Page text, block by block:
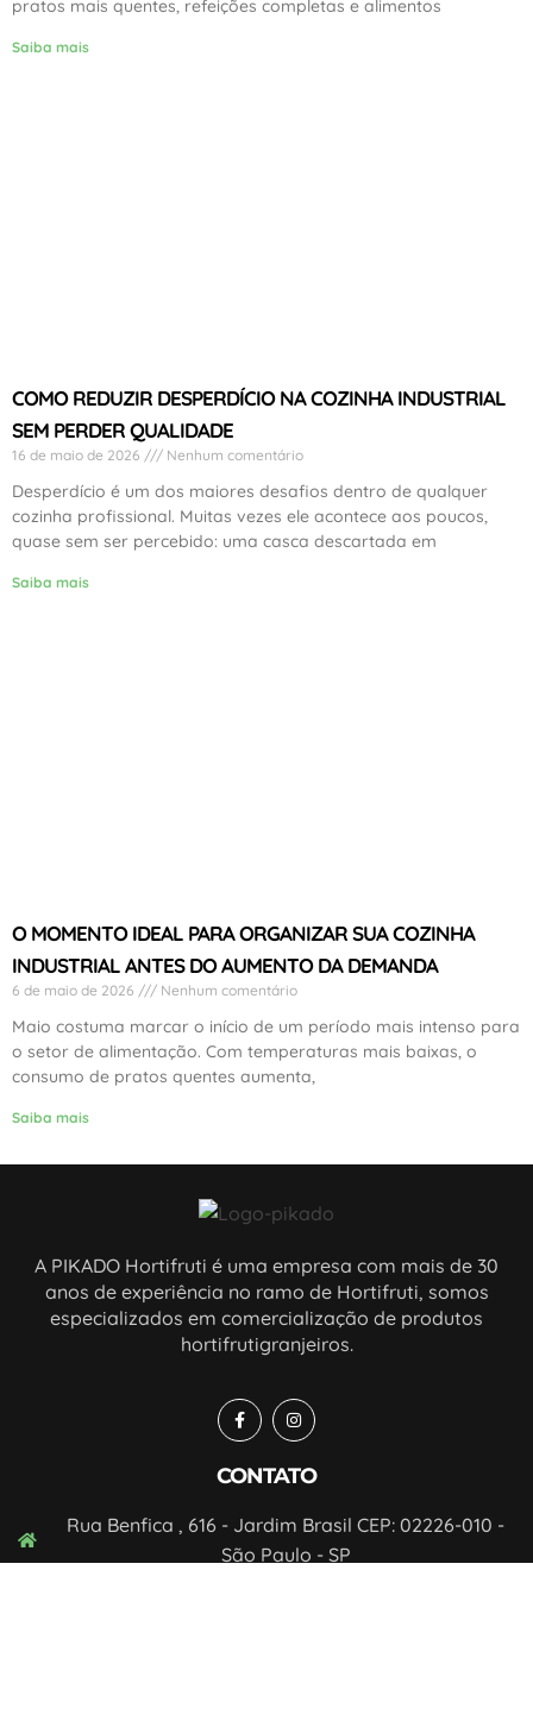
pratos mais quentes, refeições completas e alimentos
Saiba mais
COMO REDUZIR DESPERDÍCIO NA COZINHA INDUSTRIAL
SEM PERDER QUALIDADE
16 de maio de 2026 Nenhum comentário
Desperdício é um dos maiores desafios dentro de qualquer
cozinha profissional. Muitas vezes ele acontece aos poucos,
quase sem ser percebido: uma casca descartada em
Saiba mais
O MOMENTO IDEAL PARA ORGANIZAR SUA COZINHA
INDUSTRIAL ANTES DO AUMENTO DA DEMANDA
6 de maio de 2026 Nenhum comentário
Maio costuma marcar o início de um período mais intenso para
o setor de alimentação. Com temperaturas mais baixas, o
consumo de pratos quentes aumenta,
Saiba mais
A PIKADO Hortifruti é uma empresa com mais de 30
anos de experiência no ramo de Hortifruti, somos
especializados em comercialização de produtos
hortifrutigranjeiros.
CONTATO
Rua Benfica , 616 - Jardim Brasil CEP: 02226-010 -
São Paulo - SP